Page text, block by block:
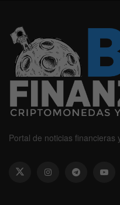
Portal de noticias financieras